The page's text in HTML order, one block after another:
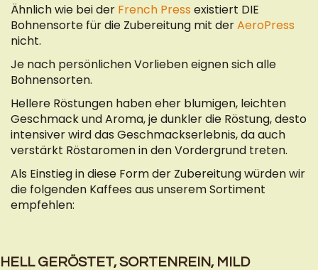
Ähnlich wie bei der French Press existiert DIE
Bohnensorte für die Zubereitung mit derAeroPress
nicht.
Je nach persönlichen Vorlieben eignen sich alle
Bohnensorten.
Hellere Röstungen haben eher blumigen, leichten
Geschmack und Aroma, je dunkler die Röstung, desto
intensiver wird das Geschmackserlebnis, da auch
verstärkt Röstaromen in den Vordergrund treten.
Als Einstieg in diese Form der Zubereitung würden wir
die folgenden Kaffees aus unserem Sortiment
empfehlen:
HELL GERÖSTET, SORTENREIN, MILD